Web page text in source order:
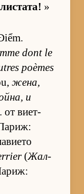
»
dont le
poèmes
же­на,
и
от ви­ет­
(Жал­